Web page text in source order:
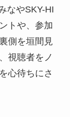
なやSKY-HI
トや、参加
側を垣間見
視聴者をノ
心待ちにさ